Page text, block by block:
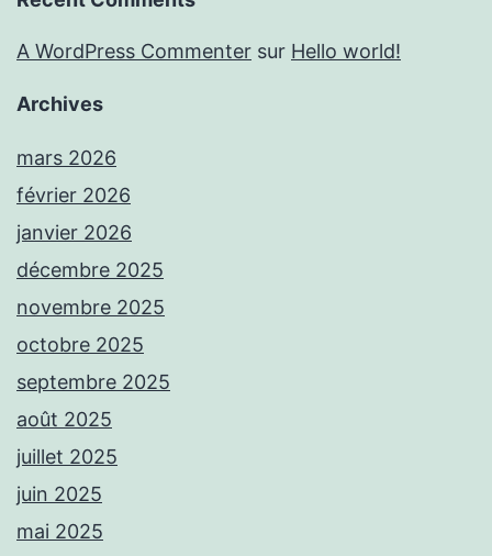
A WordPress Commenter sur Hello world!
Archives
mars 2026
février 2026
janvier 2026
décembre 2025
novembre 2025
octobre 2025
septembre 2025
août 2025
juillet 2025
juin 2025
mai 2025